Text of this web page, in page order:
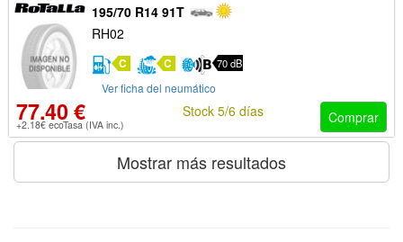
195/70 R14 91T
RH02
C C 70 dB
Ver ficha del neumático
77.40 €
+2.18€ ecoTasa (IVA inc.) Comprar
Stock 5/6 días
Mostrar más resultados